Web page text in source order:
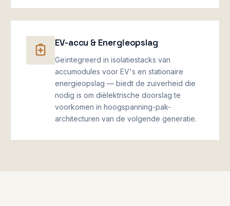
EV-accu & Energieopslag
Geïntegreerd in isolatiestacks van
accumodules voor EV's en stationaire
energieopslag — biedt de zuiverheid die
nodig is om diëlektrische doorslag te
voorkomen in hoogspanning-pak-
architecturen van de volgende generatie.